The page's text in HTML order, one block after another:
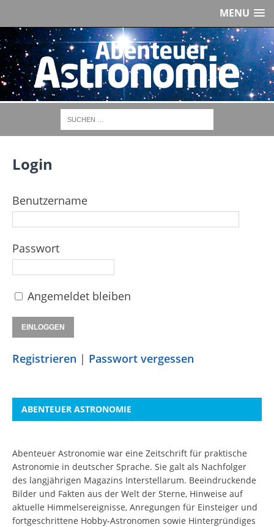
MENU
Login
Benutzername
Passwort
Angemeldet bleiben
Registrieren | Passwort vergessen
ABENTEUER ASTRONOMIE
Abenteuer Astronomie war eine Zeitschrift für praktische
Astronomie in deutscher Sprache. Sie galt als Nachfolger
des langjährigen Magazins Interstellarum. Beeindruckende
Bilder und Fakten aus der Welt der Sterne, Hinweise auf
aktuelle Himmelsereignisse, Anregungen für Einsteiger und
fortgeschrittene Hobby-Astronomen sowie Hintergründiges